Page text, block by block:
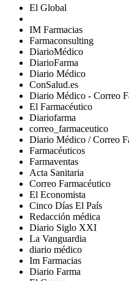
El Global
IM Farmacias
Farmaconsulting
DiarioMédico
DiarioFarma
Diario Médico
ConSalud.es
Diario Médico - Correo
El Farmacéutico
Diariofarma
correo_farmaceutico
Diario Médico / Correo
Farmacéuticos
Farmaventas
Acta Sanitaria
Correo Farmacéutico
El Economista
Cinco Días El País
Redacción médica
Diario Siglo XXI
La Vanguardia
diario médico
Im Farmacias
Diario Farma